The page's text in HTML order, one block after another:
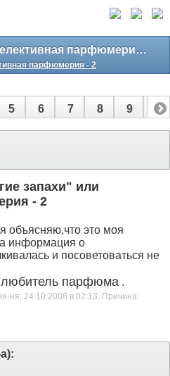
"Другие запахи" или селективная парфюмерия - 2
парфюмерия - 2
5 6 7 8 9 10
запахи" или
- 2
объясняю,что это моя
информация о
и посоветоваться не
любитель парфюма .
ня; 24.10.2008 в 02:13. Причина: